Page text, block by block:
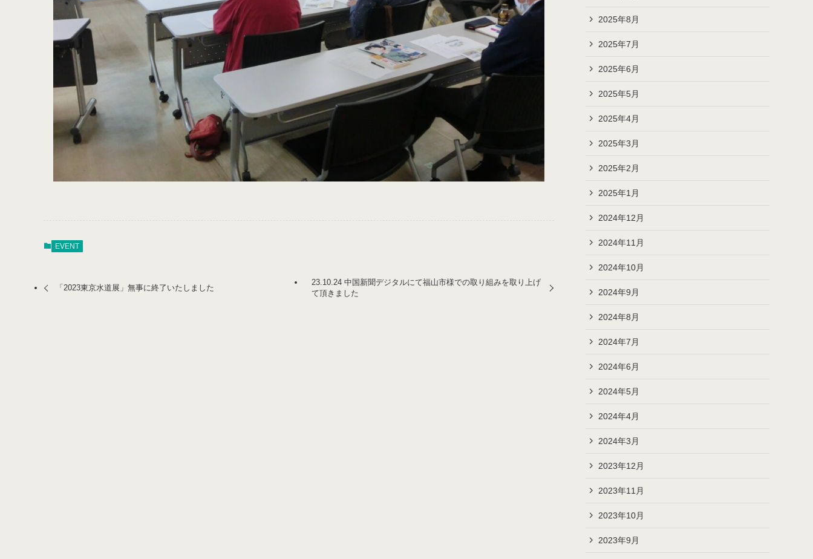
EVENT
「2023東京水道展」無事に終了いたしました
23.10.24 中国新聞デジタルにて福山市様での取り組みを取り上げ
て頂きました
2025年8月
2025年7月
2025年6月
2025年5月
2025年4月
2025年3月
2025年2月
2025年1月
2024年12月
2024年11月
2024年10月
2024年9月
2024年8月
2024年7月
2024年6月
2024年5月
2024年4月
2024年3月
2023年12月
2023年11月
2023年10月
2023年9月